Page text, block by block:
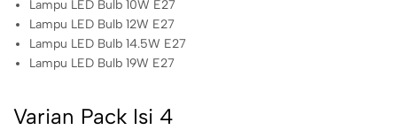
Lampu LED Bulb 10W E27
Lampu LED Bulb 12W E27
Lampu LED Bulb 14.5W E27
Lampu LED Bulb 19W E27
Varian Pack Isi 4